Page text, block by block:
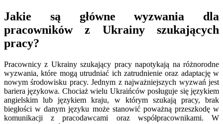
Jakie są główne wyzwania dla
pracowników z Ukrainy szukających
pracy?
Pracownicy z Ukrainy szukający pracy napotykają na różnorodne
wyzwania, które mogą utrudniać ich zatrudnienie oraz adaptację w
nowym środowisku pracy. Jednym z najważniejszych wyzwań jest
bariera językowa. Chociaż wielu Ukraińców posługuje się językiem
angielskim lub językiem kraju, w którym szukają pracy, brak
biegłości w danym języku może stanowić poważną przeszkodę w
komunikacji z pracodawcami oraz współpracownikami. W